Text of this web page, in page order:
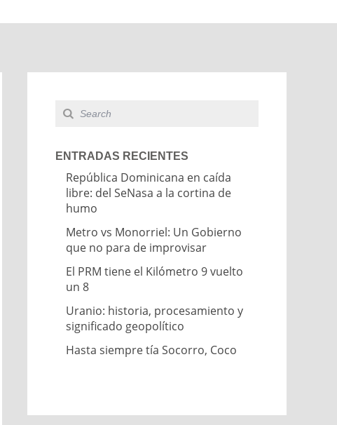
ENTRADAS RECIENTES
República Dominicana en caída
libre: del SeNasa a la cortina de
humo
Metro vs Monorriel: Un Gobierno
que no para de improvisar
El PRM tiene el Kilómetro 9 vuelto
un 8
Uranio: historia, procesamiento y
significado geopolítico
Hasta siempre tía Socorro, Coco